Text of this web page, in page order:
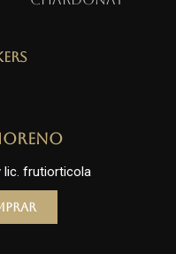
lic. frutiorticola